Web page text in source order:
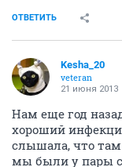
ОТВЕТИТЬ
Kesha_20
veteran
21 июня 2013
Нам еще год
хороший
слышала, что
мы были у пары